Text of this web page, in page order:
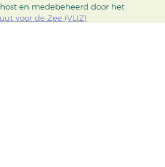
en medebeheerd door het
voor de Zee (VLIZ)